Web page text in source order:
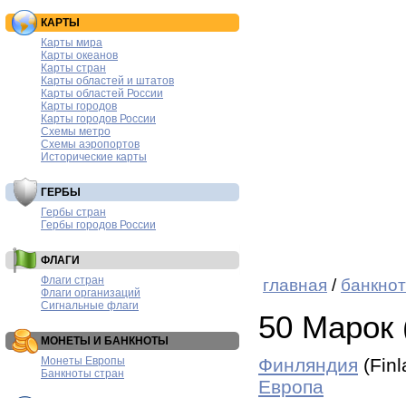
КАРТЫ
Карты мира
Карты океанов
Карты стран
Карты областей и штатов
Карты областей России
Карты городов
Карты городов России
Схемы метро
Схемы аэропортов
Исторические карты
ГЕРБЫ
Гербы стран
Гербы городов России
ФЛАГИ
Флаги стран
Флаги организаций
Сигнальные флаги
МОНЕТЫ И БАНКНОТЫ
Монеты Европы
Банкноты стран
главная /
50 Марок
Финляндия
Европа